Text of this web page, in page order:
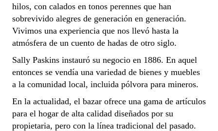
hilos, con calados en tonos perennes que han
sobrevivido alegres de generación en generación.
Vivimos una experiencia que nos llevó hasta la
atmósfera de un cuento de hadas de otro siglo.
Sally Paskins instauró su negocio en 1886. En aquel
entonces se vendía una variedad de bienes y muebles
a la comunidad local, incluida pólvora para mineros.
En la actualidad, el bazar ofrece una gama de artículos
para el hogar de alta calidad diseñados por su
propietaria, pero con la línea tradicional del pasado.